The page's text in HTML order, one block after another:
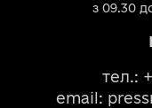
з 09.30
тел.:
email: